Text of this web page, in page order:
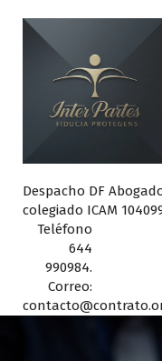
Despacho DF
colegiado ICAM
Teléfono
644
990984.
Correo: